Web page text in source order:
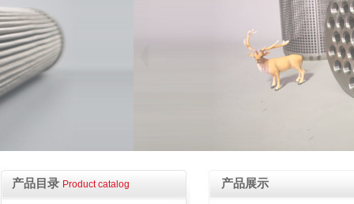
产品目录 Product catalog 产品展示